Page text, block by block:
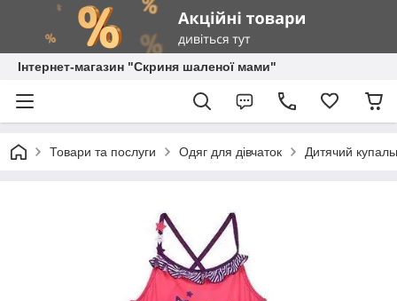
Інтернет-магазин "Скриня шаленої мами"
Товари та послуги Одяг для дівчаток Дитячий